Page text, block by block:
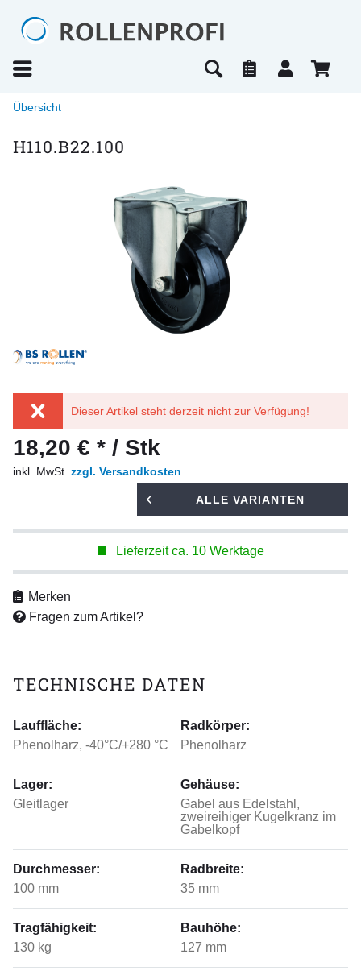
Übersicht
H110.B22.100
Dieser Artikel steht derzeit nicht zur Verfügung!
18,20 € * / Stk
inkl. MwSt. zzgl. Versandkosten
ALLE VARIANTEN
Lieferzeit ca. 10 Werktage
Merken
Fragen zum Artikel?
TECHNISCHE DATEN
Lauffläche:
Phenolharz, -40°C/+280 °C
Radkörper:
Phenolharz
Lager:
Gleitlager
Gehäuse:
Gabel aus Edelstahl,
zweireihiger Kugelkranz im
Gabelkopf
Durchmesser:
100 mm
Radbreite:
35 mm
Tragfähigkeit:
130 kg
Bauhöhe:
127 mm